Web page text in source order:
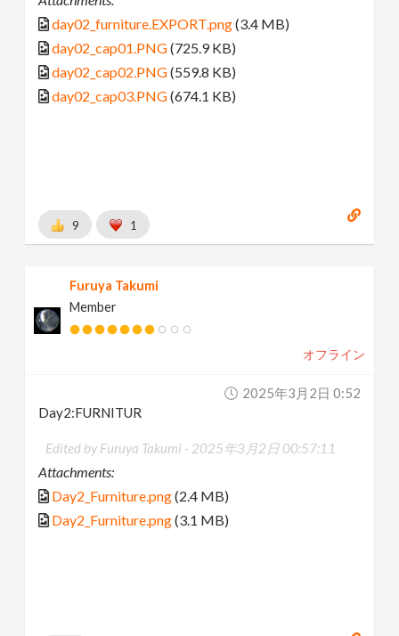
day02_furniture.EXPORT.png(3.4 MB)
day02_cap01.PNG(725.9 KB)
day02_cap02.PNG(559.8 KB)
day02_cap03.PNG(674.1 KB)
9 1
Furuya Takumi
Member
オフライン
2025年3月2日 0:52
Day2:FURNITUR
Edited by Furuya Takumi - 2025年3月2日 00:57:11
Attachments:
Day2_Furniture.png(2.4 MB)
Day2_Furniture.png(3.1 MB)